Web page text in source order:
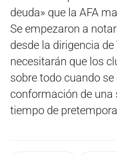
deuda» que la AFA
Se empezaron a
desde la dirigencia
necesitarán que los
sobre todo cuando
conformación de una
tiempo de